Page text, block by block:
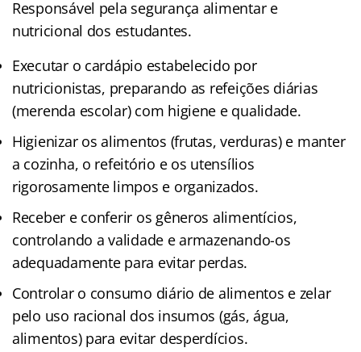
Responsável pela segurança alimentar e
nutricional dos estudantes.
Executar o cardápio estabelecido por
nutricionistas, preparando as refeições diárias
(merenda escolar) com higiene e qualidade.
Higienizar os alimentos (frutas, verduras) e manter
a cozinha, o refeitório e os utensílios
rigorosamente limpos e organizados.
Receber e conferir os gêneros alimentícios,
controlando a validade e armazenando-os
adequadamente para evitar perdas.
Controlar o consumo diário de alimentos e zelar
pelo uso racional dos insumos (gás, água,
alimentos) para evitar desperdícios.